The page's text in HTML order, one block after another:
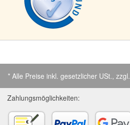
* Alle Preise inkl. gesetzlicher USt., zzgl.
Zahlungsmöglichkeiten: